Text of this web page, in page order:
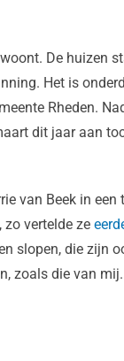
De huizen
Het is
Rheden.
dit jaar aan
van Beek in een
vertelde ze
slopen, die zijn
zoals die van